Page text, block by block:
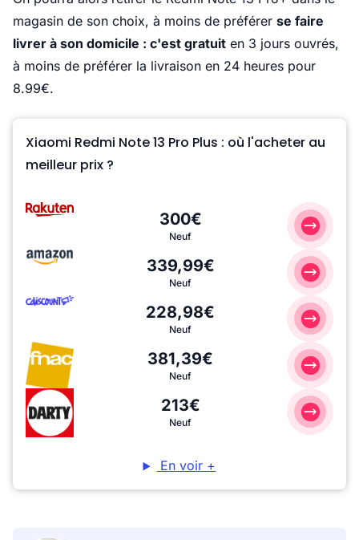
magasin de son choix, à moins de préférer se faire
livrer à son domicile : c'est gratuit en 3 jours ouvrés,
à moins de préférer la livraison en 24 heures pour
8.99€.
Xiaomi Redmi Note 13 Pro Plus : où l'acheter au
meilleur prix ?
300€
Neuf
339,99€
Neuf
228,98€
Neuf
381,39€
Neuf
213€
Neuf
En voir +